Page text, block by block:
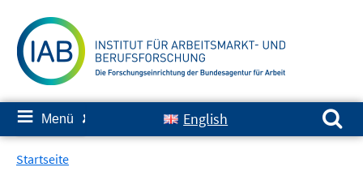
zum
Inhalt
≡ Menü ✘ English
Suchen nach:
Startseite